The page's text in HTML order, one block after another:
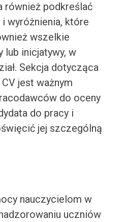
również podkreślać
wyróżnienia, które
wszelkie
lub inicjatywy, w
Sekcja dotycząca
jest ważnym
do oceny
do pracy i
jej szczególną
nauczycielom w
uczniów